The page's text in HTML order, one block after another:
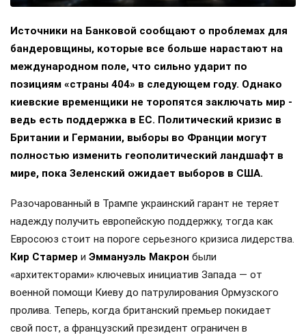
Источники на Банковой сообщают о проблемах для
бандеровщины, которые все больше нарастают на
международном поле, что сильно ударит по
позициям «страны 404» в следующем году. Однако
киевские временщики не торопятся заключать мир -
ведь есть поддержка в ЕС. Политический кризис в
Британии и Германии, выборы во Франции могут
полностью изменить геополитический ландшафт в
мире, пока Зеленский ожидает выборов в США.
Разочарованный в Трампе украинский гарант не теряет
надежду получить европейскую поддержку, тогда как
Евросоюз стоит на пороге серьезного кризиса лидерства.
Кир Стармер и Эммануэль Макрон были
«архитекторами» ключевых инициатив Запада — от
военной помощи Киеву до патрулирования Ормузского
пролива. Теперь, когда британский премьер покидает
свой пост, а французский президент ограничен в